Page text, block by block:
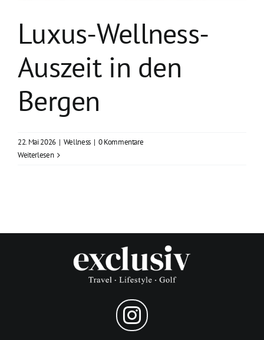
GOLF
Luxus-Wellness-
Auszeit in den
Bergen
22. Mai 2026 | Wellness | 0 Kommentare
Weiterlesen